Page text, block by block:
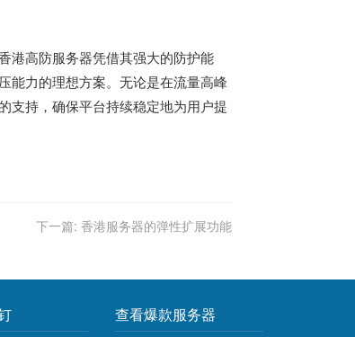
港高防服务器凭借其强大的防护能
能力的理想方案。无论是在流量高峰
支持，确保平台持续稳定地为用户提
下一篇: 香港服务器的弹性扩展功能
查看爆款服务器